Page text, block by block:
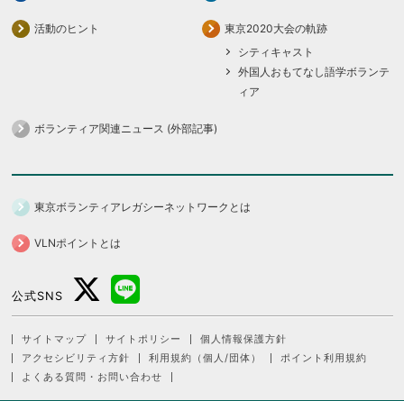
活動のヒント
東京2020大会の軌跡
シティキャスト
外国人おもてなし語学ボランテ
ィア
ボランティア関連ニュース (外部記事)
東京ボランティアレガシーネットワークとは
VLNポイントとは
公式SNS
サイトマップ サイトポリシー
個人情報保護方針
アクセシビリティ方針
利用規約（個人/団体）
ポイント利用規約
よくある質問・お問い合わせ